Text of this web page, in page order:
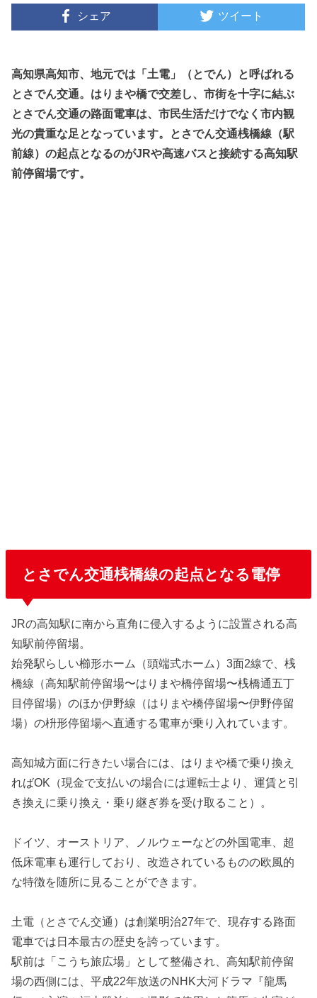
シェア ツイート
高知県高知市、地元では「土電」（とでん）と呼ばれる
とさでん交通。はりまや橋で交差し、市街を十字に結ぶ
とさでん交通の路面電車は、市民生活だけでなく市内観
光の貴重な足となっています。とさでん交通桟橋線（駅
前線）の起点となるのがJRや高速バスと接続する高知駅
前停留場です。
とさでん交通桟橋線の起点となる電停
JRの高知駅に南から直角に侵入するように設置される高
知駅前停留場。
始発駅らしい櫛形ホーム（頭端式ホーム）3面2線で、桟
橋線（高知駅前停留場〜はりまや橋停留場〜桟橋通五丁
目停留場）のほか伊野線（はりまや橋停留場〜伊野停留
場）の枡形停留場へ直通する電車が乗り入れています。
高知城方面に行きたい場合には、はりまや橋で乗り換え
ればOK（現金で支払いの場合には運転士より、運賃と引
き換えに乗り換え・乗り継ぎ券を受け取ること）。
ドイツ、オーストリア、ノルウェーなどの外国電車、超
低床電車も運行しており、改造されているものの欧風的
な特徴を随所に見ることができます。
土電（とさでん交通）は創業明治27年で、現存する路面
電車では日本最古の歴史を誇っています。
駅前は「こうち旅広場」として整備され、高知駅前停留
場の西側には、平成22年放送のNHK大河ドラマ『龍馬